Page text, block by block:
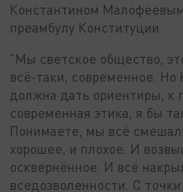
Константином
преамбулу Конституции.
"Мы светское общество,
всё-таки, современное. Но
должна дать ориентиры, к
современная этика, я бы
Понимаете, мы всё
хорошее, и плохое. И
осквернённое. И всё
вседозволенности. С